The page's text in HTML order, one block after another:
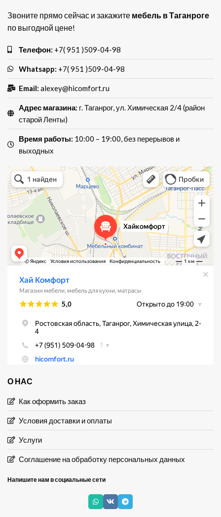
Звоните прямо сейчас и закажите мебель в Таганроге
по выгодной цене!
Телефон: +7( 951 )509-04-98
Whatsapp: +7( 951 )509-04-98
Email: alexey@hicomfort.ru
Адрес магазина: г. Таганрог, ул. Химическая 2/4 (район
старой Ленты)
Время работы: 10:00 – 19:00, без перерывов и
выходных
Хай Комфорт
Магазин мебели в Таганроге
Мебель для кухни в Таганроге
О НАС
Как оформить заказ
Условия доставки и оплаты
Услуги
Соглашение на обработку персональных данных
Напишите нам в социальные сети